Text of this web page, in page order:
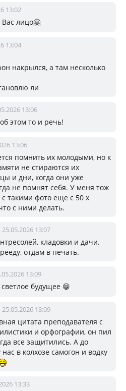
13:02
Вас лицо🤗
13:04
накрылся, а там несколько
ли
13:06
этом то и речь!
13:06
помнить их молодыми, но к
не стираются их
и дни, когда они уже
не помнят себя. У меня тож
такими фото еще с 50 х
с ними делать.
25.05.2026 13:07
кладовки и дачи.
отдам в печать.
13:09
будущее 😁
25.05.2026 13:09
цитата преподавателя с
и орфографии, он пил
все защитились. А до
в колхозе самогон и водку
13:33